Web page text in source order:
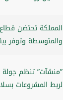
المملكة تحتضن
والمتوسطة وتوفر
”منشآت” تنظم جولة
لربط المشروعات